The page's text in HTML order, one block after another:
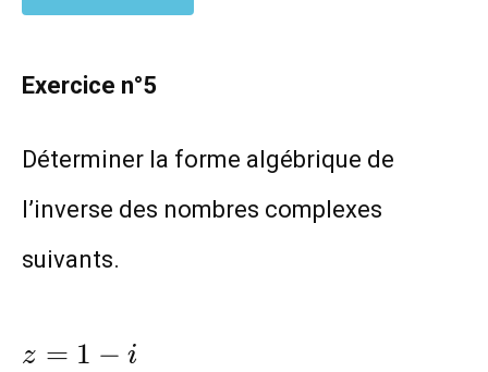
Exercice n°5
Déterminer la forme algébrique de
l’inverse des nombres complexes
suivants.
z=1-
z = 1 − i